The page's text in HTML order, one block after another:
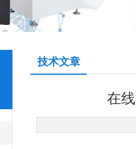
技术文章
在